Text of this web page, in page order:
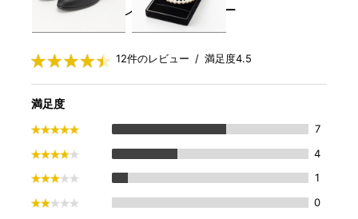
レンタルレビュー
RENTAL REVIEWS
12件のレビュー / 満足度4.5
満足度
7
4
1
0